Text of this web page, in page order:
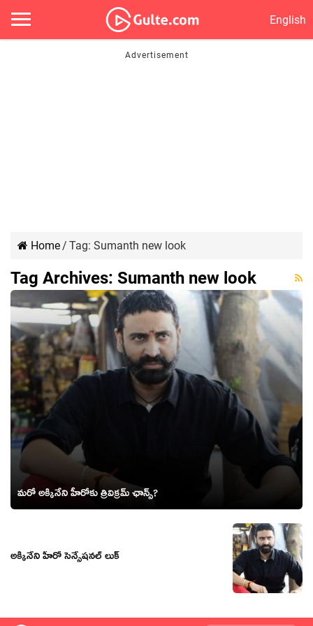
English
Home/ Tag: Sumanth new look
Tag Archives: Sumanth new look
మరో అక్కినేని హీరోకు త్రివిక్రమ్ ఛాన్స్?
అక్కినేని హీరో సెన్సేషనల్ లుక్